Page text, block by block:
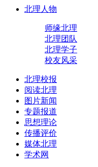
北理人物
师缘北理
北理团队
北理学子
校友风采
北理校报
阅读北理
图片新闻
专题报道
思想理论
传播评价
媒体北理
学术网